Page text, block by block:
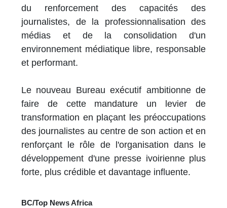
du renforcement des capacités des
journalistes, de la professionnalisation des
médias et de la consolidation d'un
environnement médiatique libre, responsable
et performant.
Le nouveau Bureau exécutif ambitionne de
faire de cette mandature un levier de
transformation en plaçant les préoccupations
des journalistes au centre de son action et en
renforçant le rôle de l'organisation dans le
développement d'une presse ivoirienne plus
forte, plus crédible et davantage influente.
BC/Top News Africa